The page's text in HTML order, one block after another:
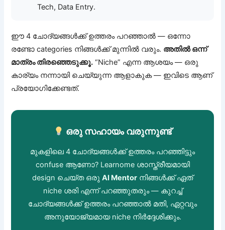
Tech, Data Entry.
ഈ 4 ചോദ്യങ്ങൾക്ക് ഉത്തരം പറഞ്ഞാൽ — ഒന്നോ
രണ്ടോ categories നിങ്ങൾക്ക് മുന്നിൽ വരും. അതിൽ ഒന്ന്
മാത്രം തിരഞ്ഞെടുക്കൂ. “Niche” എന്ന ആശയം — ഒരു
കാര്യം നന്നായി ചെയ്യുന്ന ആളാകുക — ഇവിടെ ആണ്
പ്രയോഗിക്കേണ്ടത്.
ഒരു സഹായം വരുന്നുണ്ട്
മുകളിലെ 4 ചോദ്യങ്ങൾക്ക് ഉത്തരം പറഞ്ഞിട്ടും
confuse ആണോ? Learnome ശാസ്ത്രീയമായി
design ചെയ്ത ഒരു AI Mentor നിങ്ങൾക്ക് ഏത്
niche ശരി എന്ന് പറഞ്ഞുതരും — കുറച്ച്
ചോദ്യങ്ങൾക്ക് ഉത്തരം പറഞ്ഞാൽ മതി, ഏറ്റവും
അനുയോജ്യമായ niche നിർദ്ദേശിക്കും.